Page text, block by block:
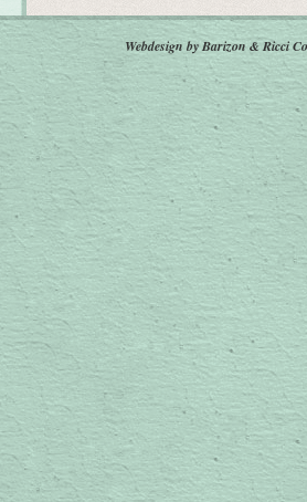
Webdesign by Barizon & Ricci